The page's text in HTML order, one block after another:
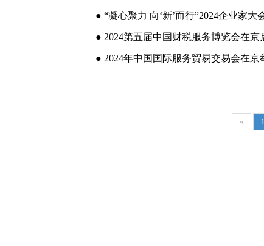
● “凝心聚力 向‘新’而行”2024企业家大
● 2024第五届中国财税服务博览会在京
● 2024年中国国际服务贸易交易会在京
« 1